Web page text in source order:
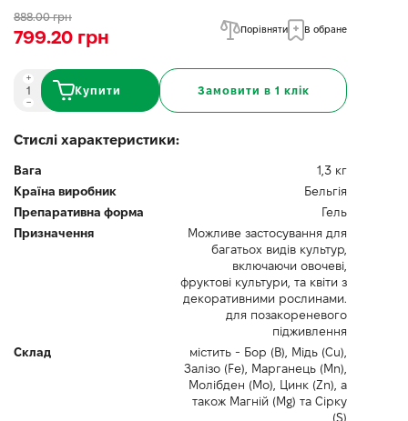
888.00 грн
799.20 грн Порівняти В обране
Купити Замовити в 1 клік
Стислі характеристики:
Вага
1,3 кг
Країна виробник
Бельгія
Препаративна форма
Гель
Призначення
Можливе застосування для
багатьох видів культур,
включаючи овочеві,
фруктові культури, та квіти з
декоративними рослинами.
для позакореневого
підживлення
Склад
містить - Бор (B), Мідь (Cu),
Залізо (Fe), Марганець (Mn),
Молібден (Mo), Цинк (Zn), а
також Магній (Mg) та Сірку
(S)